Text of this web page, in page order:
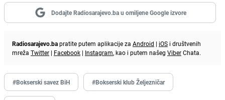
Dodajte Radiosarajevo.ba u omiljene Google izvore
Radiosarajevo.bapratite putem aplikacije za Android | iOS i društvenih
mreža Twitter | Facebook | Instagram, kao i putem našeg ViberChata.
#Bokserski savez BiH #Bokserski klub Željezničar